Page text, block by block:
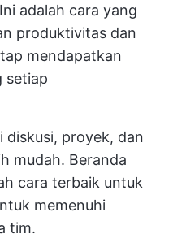
adalah cara yang
produktivitas dan
mendapatkan
setiap
diskusi, proyek, dan
mudah. Beranda
cara terbaik untuk
memenuhi
tim.